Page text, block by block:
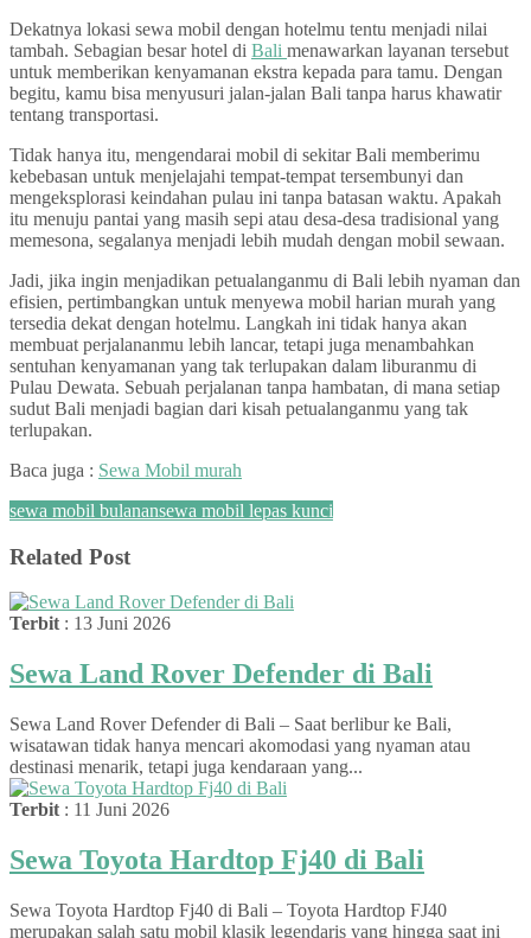
Dekatnya lokasi sewa mobil dengan hotelmu tentu menjadi nilai
tambah. Sebagian besar hotel di Bali menawarkan layanan tersebut
untuk memberikan kenyamanan ekstra kepada para tamu. Dengan
begitu, kamu bisa menyusuri jalan-jalan Bali tanpa harus khawatir
tentang transportasi.
Tidak hanya itu, mengendarai mobil di sekitar Bali memberimu
kebebasan untuk menjelajahi tempat-tempat tersembunyi dan
mengeksplorasi keindahan pulau ini tanpa batasan waktu. Apakah
itu menuju pantai yang masih sepi atau desa-desa tradisional yang
memesona, segalanya menjadi lebih mudah dengan mobil sewaan.
Jadi, jika ingin menjadikan petualanganmu di Bali lebih nyaman dan
efisien, pertimbangkan untuk menyewa mobil harian murah yang
tersedia dekat dengan hotelmu. Langkah ini tidak hanya akan
membuat perjalananmu lebih lancar, tetapi juga menambahkan
sentuhan kenyamanan yang tak terlupakan dalam liburanmu di
Pulau Dewata. Sebuah perjalanan tanpa hambatan, di mana setiap
sudut Bali menjadi bagian dari kisah petualanganmu yang tak
terlupakan.
Baca juga : Sewa Mobil murah
sewa mobil bulanansewa mobil lepas kunci
Related Post
Terbit : 13 Juni 2026
Sewa Land Rover Defender di Bali
Sewa Land Rover Defender di Bali – Saat berlibur ke Bali,
wisatawan tidak hanya mencari akomodasi yang nyaman atau
destinasi menarik, tetapi juga kendaraan yang...
Terbit : 11 Juni 2026
Sewa Toyota Hardtop Fj40 di Bali
Sewa Toyota Hardtop Fj40 di Bali – Toyota Hardtop FJ40
merupakan salah satu mobil klasik legendaris yang hingga saat ini